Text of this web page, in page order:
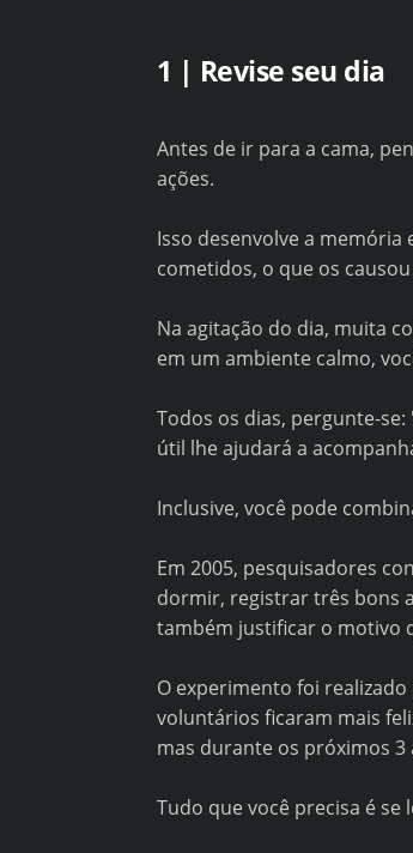
1 | Revise seu dia
Antes de ir para a cama,
ações.
Isso desenvolve a memória
cometidos, o que os
Na agitação do dia, muita
em um ambiente calmo,
Todos os dias, pergunte-
útil lhe ajudará a
Inclusive, você pode
Em 2005, pesquisadores
dormir, registrar três bons
também justificar o motivo
O experimento foi
voluntários ficaram mais
mas durante os próximos 3
Tudo que você precisa é